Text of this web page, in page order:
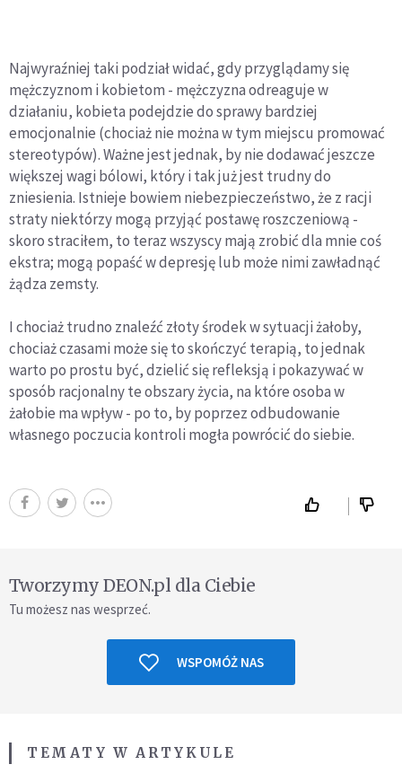
Najwyraźniej taki podział widać, gdy przyglądamy się
mężczyznom i kobietom - mężczyzna odreaguje w
działaniu, kobieta podejdzie do sprawy bardziej
emocjonalnie (chociaż nie można w tym miejscu promować
stereotypów). Ważne jest jednak, by nie dodawać jeszcze
większej wagi bólowi, który i tak już jest trudny do
zniesienia. Istnieje bowiem niebezpieczeństwo, że z racji
straty niektórzy mogą przyjąć postawę roszczeniową -
skoro straciłem, to teraz wszyscy mają zrobić dla mnie coś
ekstra; mogą popaść w depresję lub może nimi zawładnąć
żądza zemsty.
I chociaż trudno znaleźć złoty środek w sytuacji żałoby,
chociaż czasami może się to skończyć terapią, to jednak
warto po prostu być, dzielić się refleksją i pokazywać w
sposób racjonalny te obszary życia, na które osoba w
żałobie ma wpływ - po to, by poprzez odbudowanie
własnego poczucia kontroli mogła powrócić do siebie.
Tworzymy DEON.pl dla Ciebie
Tu możesz nas wesprzeć.
WSPOMÓŻ NAS
TEMATY W ARTYKULE